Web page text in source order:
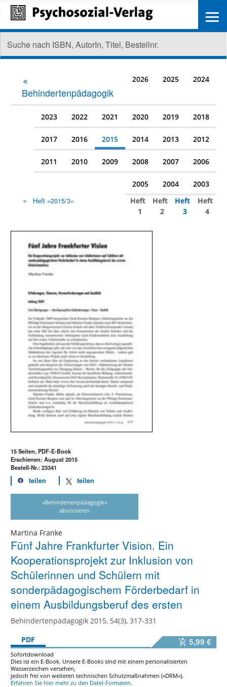
Behindertenpädagogik
2026 2025 2024
2023 2022 2021 2020 2019 2018
2017 2016 2015 2014 2013 2012
2011 2010 2009 2008 2007 2006
2005 2004 2003
Heft »2015/3«
Heft
1
Heft
2
Heft
3
Heft
4
15 Seiten, PDF-E-Book
Erschienen: August 2015
Bestell-Nr.: 23341
teilen teilen
»Behindertenpädagogik«
abonnieren
Martina Franke
Fünf Jahre Frankfurter Vision. Ein
Kooperationsprojekt zur Inklusion von
Schülerinnen und Schülern mit
sonderpädagogischem Förderbedarf in
einem Ausbildungsberuf des ersten
Behindertenpädagogik 2015, 54(3), 317-331
PDF
5,99 €
Sofortdownload
Dies ist ein E-Book. Unsere E-Books sind mit einem personalisierten
Wasserzeichen versehen,
jedoch frei von weiteren technischen Schutzmaßnahmen (»DRM«).
Erfahren Sie hier mehr zu den Datei-Formaten.
≡